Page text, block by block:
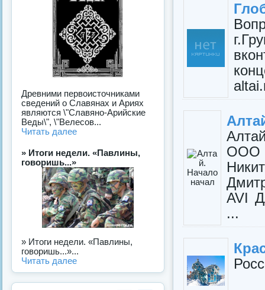
ООО
AVI
...
Древними первоисточниками
сведений о Славянах и Ариях
являются \"Славяно-Арийские
Веды\", \"Велесов...
Читать далее
» Итоги недели. «Павлины,
говоришь...»
» Итоги недели. «Павлины,
говоришь...»...
Читать далее